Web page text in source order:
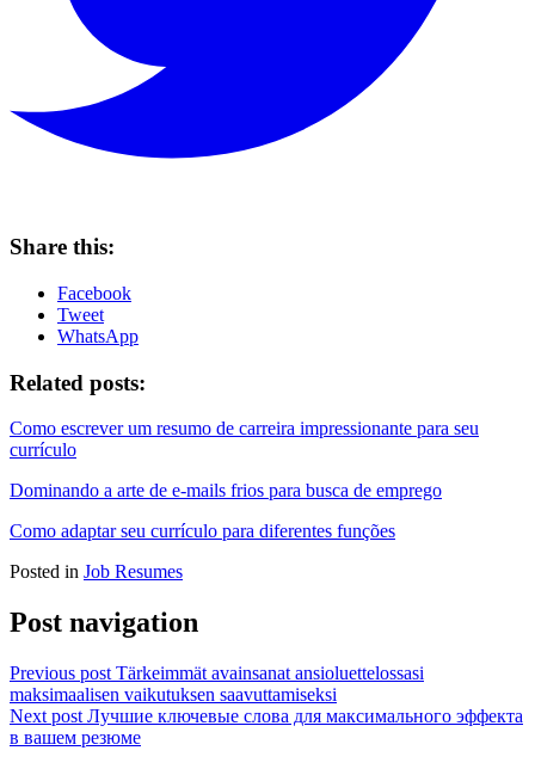
Share this:
Facebook
Tweet
WhatsApp
Related posts:
Como escrever um resumo de carreira impressionante para seu
currículo
Dominando a arte de e-mails frios para busca de emprego
Como adaptar seu currículo para diferentes funções
Posted in Job Resumes
Post navigation
Previous post Tärkeimmät avainsanat ansioluettelossasi
maksimaalisen vaikutuksen saavuttamiseksi
Next post Лучшие ключевые слова для максимального эффекта
в вашем резюме